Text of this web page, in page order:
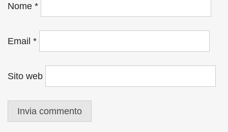
Nome *
Email *
Sito web